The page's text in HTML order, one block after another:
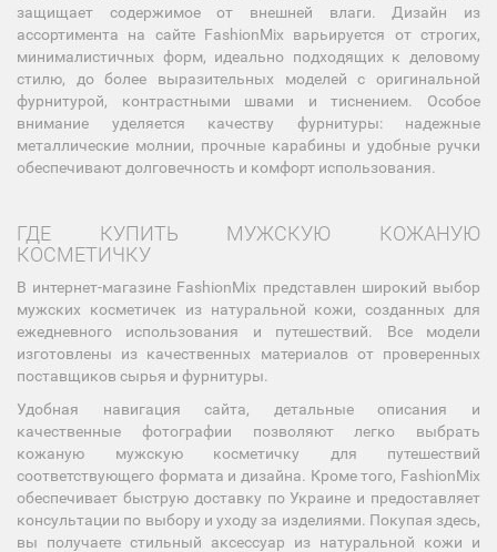
защищает содержимое от внешней влаги. Дизайн из
ассортимента на сайте FashionMix варьируется от строгих,
минималистичных форм, идеально подходящих к деловому
стилю, до более выразительных моделей с оригинальной
фурнитурой, контрастными швами и тиснением. Особое
внимание уделяется качеству фурнитуры: надежные
металлические молнии, прочные карабины и удобные ручки
обеспечивают долговечность и комфорт использования.
ГДЕ КУПИТЬ МУЖСКУЮ КОЖАНУЮ
КОСМЕТИЧКУ
В интернет-магазине FashionMix представлен широкий выбор
мужских косметичек из натуральной кожи, созданных для
ежедневного использования и путешествий. Все модели
изготовлены из качественных материалов от проверенных
поставщиков сырья и фурнитуры.
Удобная навигация сайта, детальные описания и
качественные фотографии позволяют легко выбрать
кожаную мужскую косметичку для путешествий
соответствующего формата и дизайна. Кроме того, FashionMix
обеспечивает быструю доставку по Украине и предоставляет
консультации по выбору и уходу за изделиями. Покупая здесь,
вы получаете стильный аксессуар из натуральной кожи и